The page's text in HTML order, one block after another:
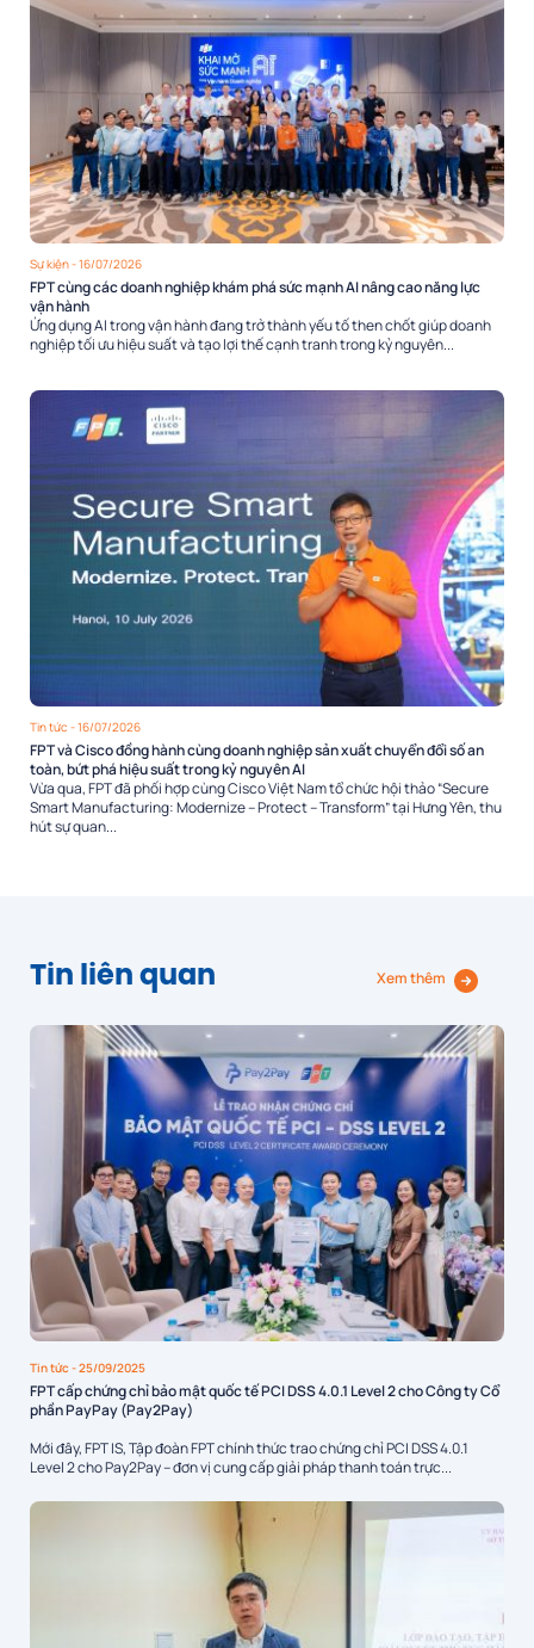
Sự kiện- 16/07/2026
FPT cùng các doanh nghiệp khám phá sức mạnh AI nâng cao năng lực
vận hành
Ứng dụng AI trong vận hành đang trở thành yếu tố then chốt giúp doanh
nghiệp tối ưu hiệu suất và tạo lợi thế cạnh tranh trong kỷ nguyên...
Tin tức - 16/07/2026
FPT và Cisco đồng hành cùng doanh nghiệp sản xuất chuyển đổi số an
toàn, bứt phá hiệu suất trong kỷ nguyên AI
Vừa qua, FPT đã phối hợp cùng Cisco Việt Nam tổ chức hội thảo “Secure
Smart Manufacturing: Modernize – Protect – Transform” tại Hưng Yên, thu
hút sự quan...
Tin liên quan Xem thêm
Tin tức- 25/09/2025
FPT cấp chứng chỉ bảo mật quốc tế PCI DSS 4.0.1 Level 2 cho Công ty Cổ
phần PayPay (Pay2Pay)
Mới đây, FPT IS, Tập đoàn FPT chính thức trao chứng chỉ PCI DSS 4.0.1
Level 2 cho Pay2Pay – đơn vị cung cấp giải pháp thanh toán trực...